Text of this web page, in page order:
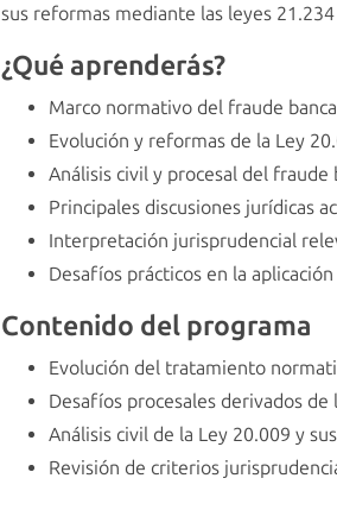
sus reformas mediante las leyes
¿Qué aprenderás?
Marco normativo del fraude
Evolución y reformas de la Ley
Análisis civil y procesal del fraude
Principales discusiones jurídicas
Interpretación jurisprudencial
Desafíos prácticos en la
Contenido del programa
Evolución del tratamiento
Desafíos procesales derivados
Análisis civil de la Ley 20.009 y
Revisión de criterios